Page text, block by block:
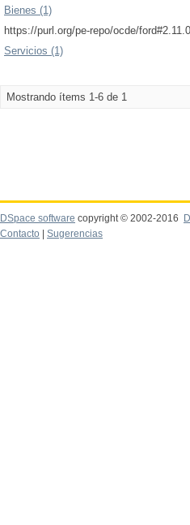
Bienes (1)
https://purl.org/pe-repo/ocde/
Servicios (1)
Mostrando ítems 1-6 de 1
DSpace software copyright © 2002-2016
Contacto
Sugerencias